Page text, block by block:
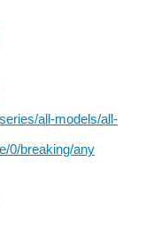
all-models/all-
0/breaking/any